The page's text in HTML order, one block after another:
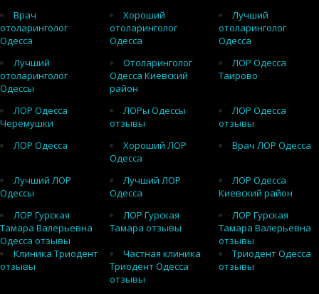
Врач
отоларинголог
Одесса
Хороший
отоларинголог
Одесса
Лучший
отоларинголог
Одесса
Лучший
отоларинголог
Одессы
Отоларинголог
Одесса Киевский
район
ЛОР Одесса
Таирово
ЛОР Одесса
Черемушки
ЛОРы Одессы
отзывы
ЛОР Одесса
отзывы
ЛОР Одесса
Хороший ЛОР
Одесса
Врач ЛОР Одесса
Лучший ЛОР
Одессы
Лучший ЛОР
Одесса
ЛОР Одесса
Киевский район
ЛОР Гурская
Тамара Валерьевна
Одесса отзывы
ЛОР Гурская
Тамара отзывы
ЛОР Гурская
Тамара Валерьевна
отзывы
Клиника Триодент
отзывы
Частная клиника
Триодент Одесса
отзывы
Триодент Одесса
отзывы